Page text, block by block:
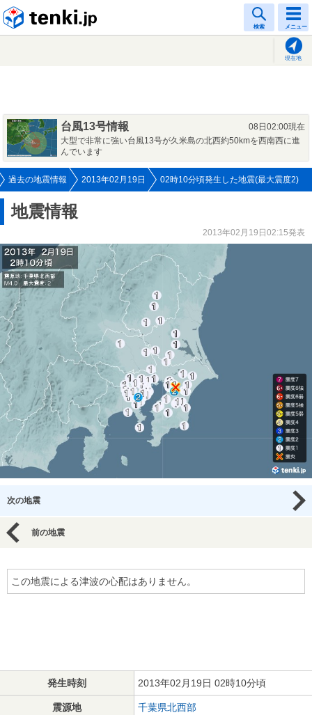
検索 メニュー
現在地
台風13号情報
08日02:00現在
大型で非常に強い台風13号が久米島の北西約50kmを西南西に進
んでいます
過去の地震情報 2013年02月19日 02時10分頃発生した地震(最大震度2)
地震情報
2013年02月19日02:15発表
次の地震
前の地震
この地震による津波の心配はありません。
発生時刻 2013年02月19日 02時10分頃
震源地 千葉県北西部